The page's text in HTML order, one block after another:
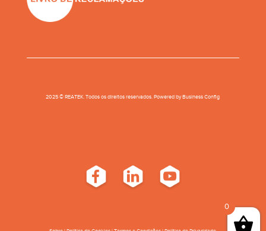
2025 © REATEK. Todos os direitos reservados. Powered byBusiness Conﬁg
0